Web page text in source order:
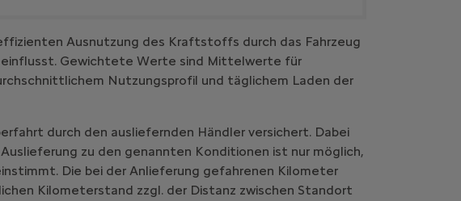
Ausnutzung des Kraftstoffs durch das Fahrzeug
Gewichtete Werte sind Mittelwerte für
Nutzungsprofil und täglichem Laden der
durch den ausliefernden Händler versichert. Dabei
zu den genannten Konditionen ist nur möglich,
Die bei der Anlieferung gefahrenen Kilometer
Kilometerstand zzgl. der Distanz zwischen Standort